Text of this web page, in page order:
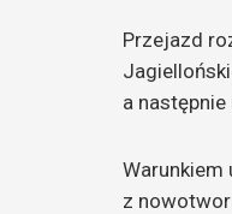
Przejazd
a następnie
Warunkiem
z